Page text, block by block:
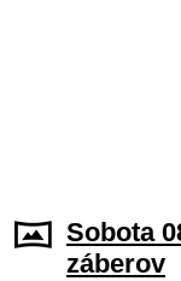
Sobota
záberov